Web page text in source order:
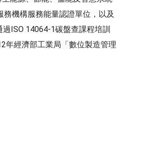
機構服務能量認證單位，以及
ISO 14064-1碳盤查課程培訓
年經濟部工業局「數位製造管理